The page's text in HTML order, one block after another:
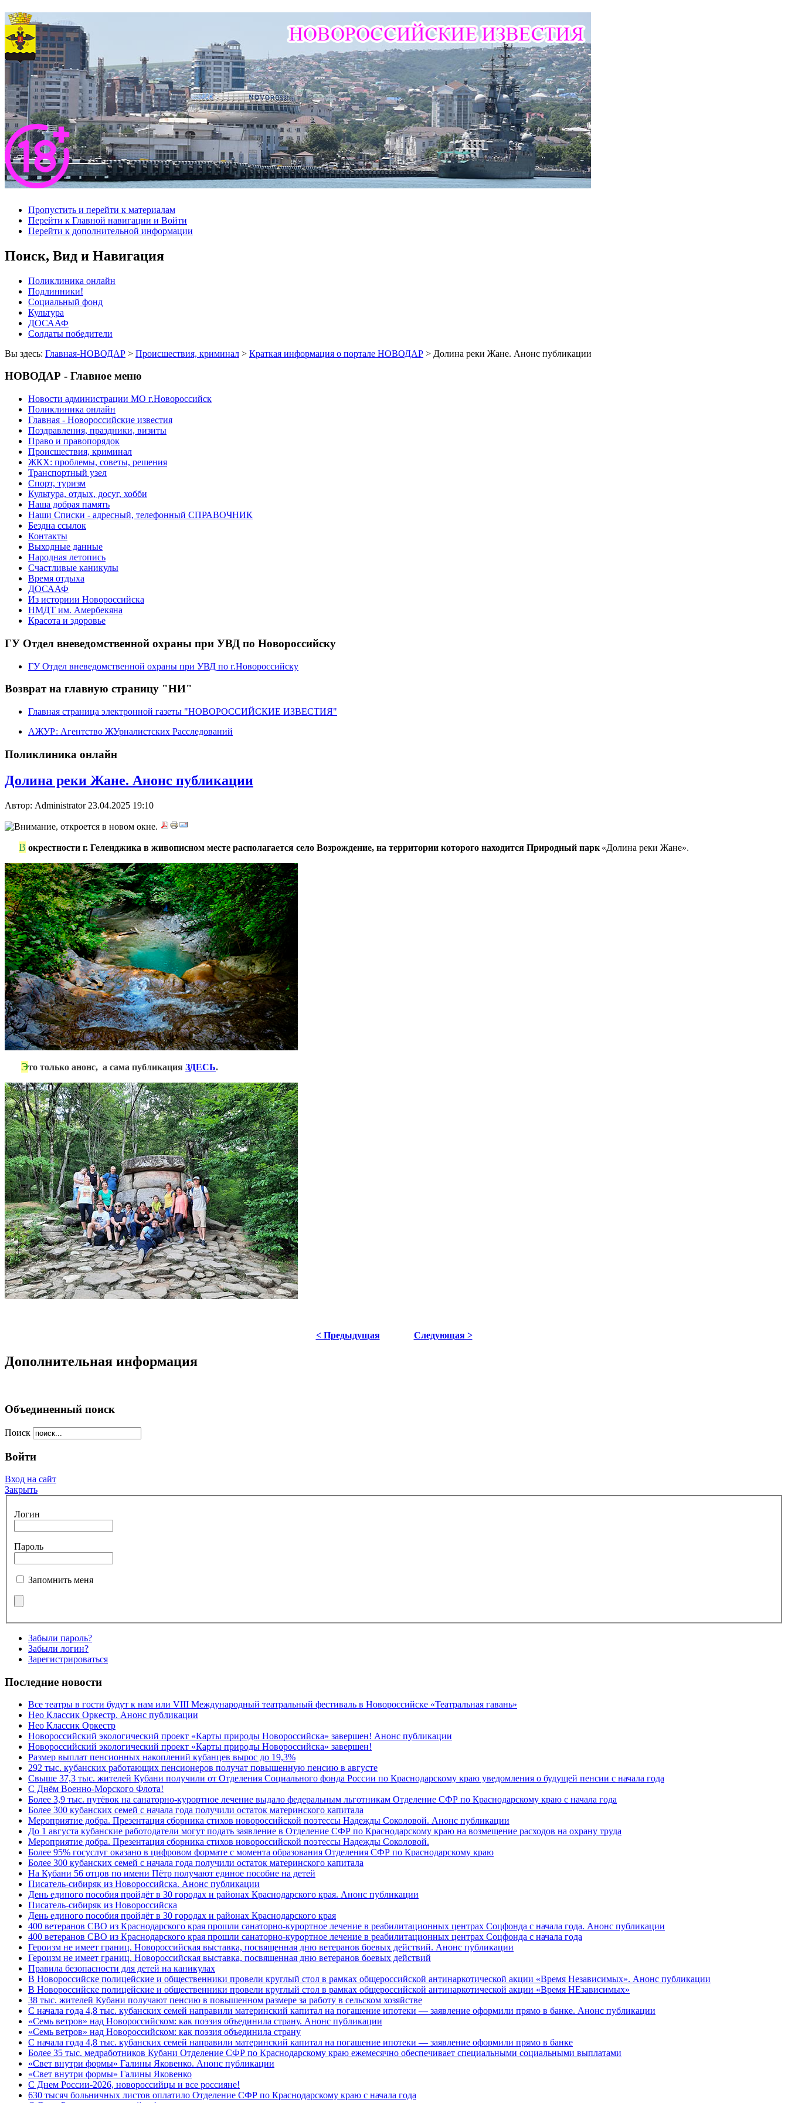
Пропустить и перейти к материалам
Перейти к Главной навигации и Войти
Перейти к дополнительной информации
Поиск, Вид и Навигация
Поликлиника онлайн
Подлинники!
Социальный фонд
Культура
ДОСААФ
Солдаты победители
Вы здесь: Главная-НОВОДАР > Происшествия, криминал > Краткая информация о портале НОВОДАР > Долина реки Жане. Анонс публикации
НОВОДАР - Главное меню
Новости администрации МО г.Новороссийск
Поликлиника онлайн
Главная - Новороссийские известия
Поздравления, праздники, визиты
Право и правопорядок
Происшествия, криминал
ЖКХ: проблемы, советы, решения
Транспортный узел
Спорт, туризм
Культура, отдых, досуг, хобби
Наша добрая память
Наши Списки - адресный, телефонный СПРАВОЧНИК
Бездна ссылок
Контакты
Выходные данные
Народная летопись
Счастливые каникулы
Время отдыха
ДОСААФ
Из историии Новороссийска
НМДТ им. Амербекяна
Красота и здоровье
ГУ Отдел вневедомственной охраны при УВД по Новороссийску
ГУ Отдел вневедомственной охраны при УВД по г.Новороссийску
Возврат на главную страницу "НИ"
Главная страница электронной газеты "НОВОРОССИЙСКИЕ ИЗВЕСТИЯ"
АЖУР: Агентство ЖУрналистских Расследований
Поликлиника онлайн
Долина реки Жане. Анонс публикации
Автор: Administrator 23.04.2025 19:10
В окрестности г. Геленджика в живописном месте располагается село Возрождение, на территории которого находится Природный парк «Долина реки Жане».
Это только анонс, а сама публикация ЗДЕСЬ.
< Предыдущая Следующая >
Дополнительная информация
Объединенный поиск
Поиск
Войти
Вход на сайт
Закрыть
Логин
Пароль
Запомнить меня
Забыли пароль?
Забыли логин?
Зарегистрироваться
Последние новости
Все театры в гости будут к нам или VIII Международный театральный фестиваль в Новороссийске «Театральная гавань»
Нео Классик Оркестр. Анонс публикации
Нео Классик Оркестр
Новороссийский экологический проект «Карты природы Новороссийска» завершен! Анонс публикации
Новороссийский экологический проект «Карты природы Новороссийска» завершен!
Размер выплат пенсионных накоплений кубанцев вырос до 19,3%
292 тыс. кубанских работающих пенсионеров получат повышенную пенсию в августе
Свыше 37,3 тыс. жителей Кубани получили от Отделения Социального фонда России по Краснодарскому краю уведомления о будущей пенсии с начала года
C Днём Военно-Морского Флота!
Более 3,9 тыс. путёвок на санаторно-курортное лечение выдало федеральным льготникам Отделение СФР по Краснодарскому краю с начала года
Более 300 кубанских семей с начала года получили остаток материнского капитала
Мероприятие добра. Презентация сборника стихов новороссийской поэтессы Надежды Соколовой. Анонс публикации
До 1 августа кубанские работодатели могут подать заявление в Отделение СФР по Краснодарскому краю на возмещение расходов на охрану труда
Мероприятие добра. Презентация сборника стихов новороссийской поэтессы Надежды Соколовой.
Более 95% госуслуг оказано в цифровом формате с момента образования Отделения СФР по Краснодарскому краю
Более 300 кубанских семей с начала года получили остаток материнского капитала
На Кубани 56 отцов по имени Пётр получают единое пособие на детей
Писатель-сибиряк из Новороссийска. Анонс публикации
День единого пособия пройдёт в 30 городах и районах Краснодарского края. Анонс публикации
Писатель-сибиряк из Новороссийска
День единого пособия пройдёт в 30 городах и районах Краснодарского края
400 ветеранов СВО из Краснодарского края прошли санаторно-курортное лечение в реабилитационных центрах Соцфонда с начала года. Анонс публикации
400 ветеранов СВО из Краснодарского края прошли санаторно-курортное лечение в реабилитационных центрах Соцфонда с начала года
Героизм не имеет границ. Новороссийская выставка, посвященная дню ветеранов боевых действий. Анонс публикации
Героизм не имеет границ. Новороссийская выставка, посвященная дню ветеранов боевых действий
Правила безопасности для детей на каникулах
В Новороссийске полицейские и общественники провели круглый стол в рамках общероссийской антинаркотической акции «Время Независимых». Анонс публикации
В Новороссийске полицейские и общественники провели круглый стол в рамках общероссийской антинаркотической акции «Время НЕзависимых»
38 тыс. жителей Кубани получают пенсию в повышенном размере за работу в сельском хозяйстве
С начала года 4,8 тыс. кубанских семей направили материнский капитал на погашение ипотеки — заявление оформили прямо в банке. Анонс публикации
«Семь ветров» над Новороссийском: как поэзия объединила страну. Анонс публикации
«Семь ветров» над Новороссийском: как поэзия объединила страну
С начала года 4,8 тыс. кубанских семей направили материнский капитал на погашение ипотеки — заявление оформили прямо в банке
Более 35 тыс. медработников Кубани Отделение СФР по Краснодарскому краю ежемесячно обеспечивает специальными социальными выплатами
«Свет внутри формы» Галины Яковенко. Анонс публикации
«Свет внутри формы» Галины Яковенко
C Днем России-2026, новороссийцы и все россияне!
630 тысяч больничных листов оплатило Отделение СФР по Краснодарскому краю с начала года